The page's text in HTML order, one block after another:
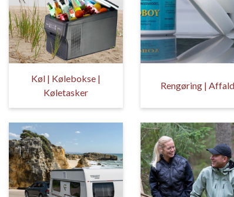
Køl | Kølebokse |
Køletasker
Rengøring | Affald